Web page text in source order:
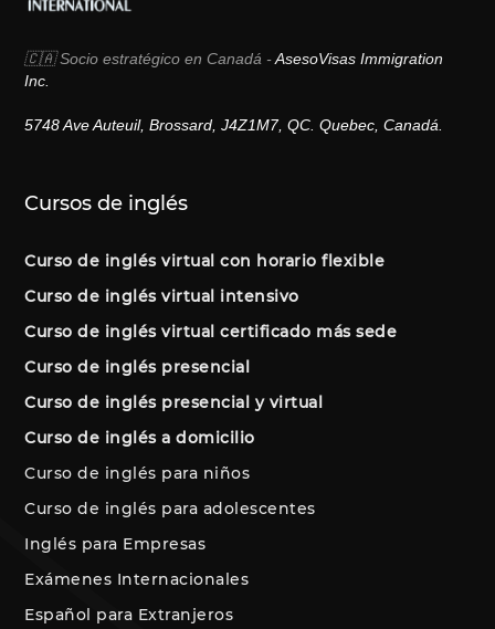
🇨🇦 Socio estratégico en Canadá -AsesoVisas Immigration
Inc.
5748 Ave Auteuil, Brossard, J4Z1M7, QC. Quebec, Canadá.
Cursos de inglés
Curso de inglés virtual con horario flexible
Curso de inglés virtual intensivo
Curso de inglés virtual certificado más sede
Curso de inglés presencial
Curso de inglés presencial y virtual
Curso de inglés a domicilio
Curso de inglés para niños
Curso de inglés para adolescentes
Inglés para Empresas
Exámenes Internacionales
Español para Extranjeros